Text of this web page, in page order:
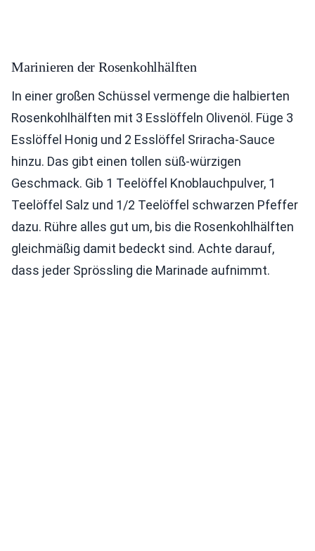
Marinieren der Rosenkohlhälften
In einer großen Schüssel vermenge die halbierten
Rosenkohlhälften mit 3 Esslöffeln Olivenöl. Füge 3
Esslöffel Honig und 2 Esslöffel Sriracha-Sauce
hinzu. Das gibt einen tollen süß-würzigen
Geschmack. Gib 1 Teelöffel Knoblauchpulver, 1
Teelöffel Salz und 1/2 Teelöffel schwarzen Pfeffer
dazu. Rühre alles gut um, bis die Rosenkohlhälften
gleichmäßig damit bedeckt sind. Achte darauf,
dass jeder Sprössling die Marinade aufnimmt.